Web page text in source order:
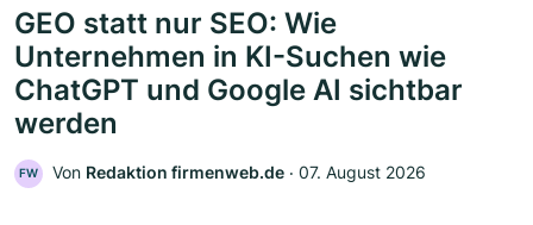
GEO statt nur SEO: Wie
Unternehmen in KI-Suchen wie
ChatGPT und Google AI sichtbar
werden
FW Von Redaktion firmenweb.de ‧ 07. August 2026